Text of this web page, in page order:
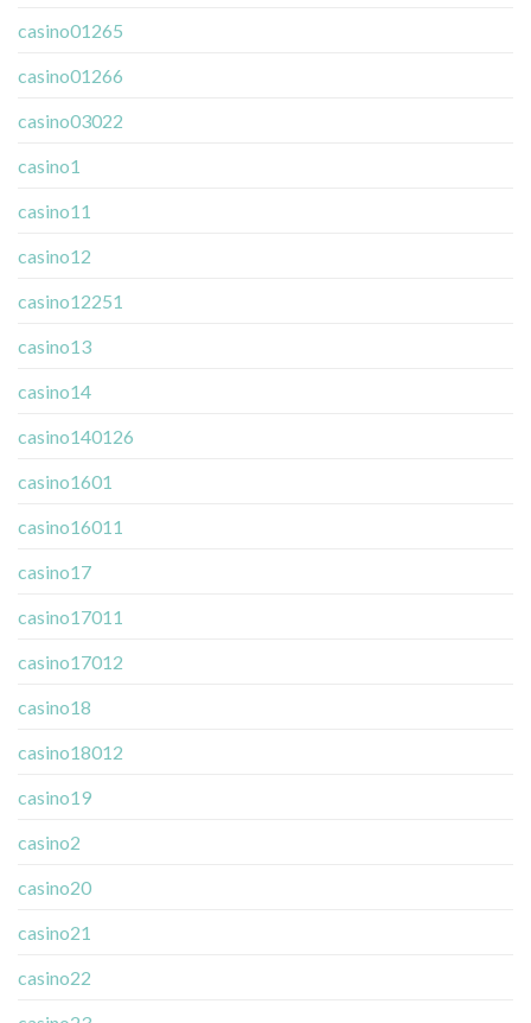
casino01265
casino01266
casino03022
casino1
casino11
casino12
casino12251
casino13
casino14
casino140126
casino1601
casino16011
casino17
casino17011
casino17012
casino18
casino18012
casino19
casino2
casino20
casino21
casino22